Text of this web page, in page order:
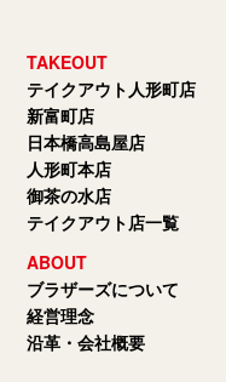
TAKEOUT
テイクアウト人形町店
新富町店
日本橋高島屋店
人形町本店
御茶の水店
テイクアウト店一覧
ABOUT
ブラザーズについて
経営理念
沿革・会社概要